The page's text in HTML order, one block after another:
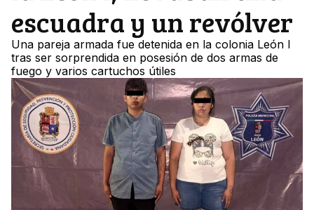
escuadra y un revólver
Una pareja armada fue detenida en la colonia León I
tras ser sorprendida en posesión de dos armas de
fuego y varios cartuchos útiles